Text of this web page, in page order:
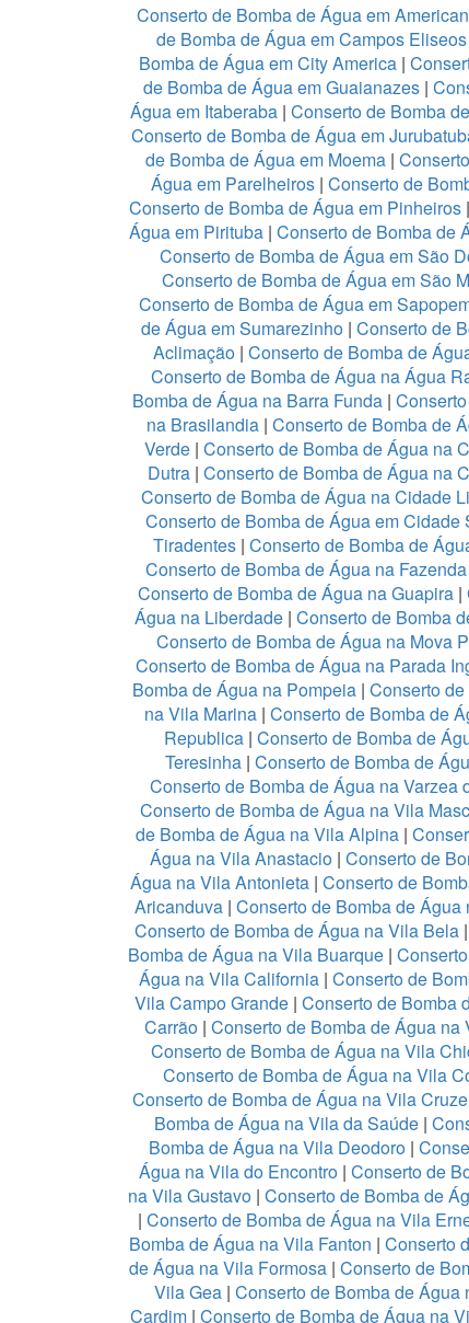
Conserto de Bomba de Água em
de Bomba de Água em Campos Eliseos
Bomba de Água em City America |
de Bomba de Água em Guaianazes |
Água em Itaberaba| Conserto de Bomba
Conserto de Bomba de Água em
de Bomba de Água em Moema|
Água em Parelheiros | Conserto de
Conserto de Bomba de Água em Pinheiros |
Água em Pirituba| Conserto de Bomba de
Conserto de Bomba de Água em São
Conserto de Bomba de Água em São
Conserto de Bomba de Água em
de Água em Sumarezinho| Conserto de
Aclimação | Conserto de Bomba de
Conserto de Bomba de Água na Água
Bomba de Água na Barra Funda |
na Brasilandia| Conserto de Bomba de
Verde | Conserto de Bomba de Água na
Dutra | Conserto de Bomba de Água na
Conserto de Bomba de Água na Cidade
Conserto de Bomba de Água em Cidade
Tiradentes | Conserto de Bomba de
Conserto de Bomba de Água na
Conserto de Bomba de Água na Guapira |
Água na Liberdade | Conserto de Bomba
Conserto de Bomba de Água na Mova
Conserto de Bomba de Água na Parada
Bomba de Água na Pompeia| Conserto
na Vila Marina | Conserto de Bomba de
Republica| Conserto de Bomba de
Teresinha| Conserto de Bomba de
Conserto de Bomba de Água na Varzea
Conserto de Bomba de Água na Vila
de Bomba de Água na Vila Alpina |
Água na Vila Anastacio | Conserto de
Água na Vila Antonieta| Conserto de
Aricanduva | Conserto de Bomba de
Conserto de Bomba de Água na Vila Bela|
Bomba de Água na Vila Buarque |
Água na Vila California| Conserto de
Vila Campo Grande| Conserto de Bomba
Carrão | Conserto de Bomba de Água na
Conserto de Bomba de Água na Vila
Conserto de Bomba de Água na Vila
Conserto de Bomba de Água na Vila
Bomba de Água na Vila da Saúde|
Bomba de Água na Vila Deodoro|
Água na Vila do Encontro| Conserto de
na Vila Gustavo | Conserto de Bomba de
| Conserto de Bomba de Água na Vila
Bomba de Água na Vila Fanton | Conserto
de Água na Vila Formosa| Conserto de
Vila Gea | Conserto de Bomba de Água
Cardim | Conserto de Bomba de Água na